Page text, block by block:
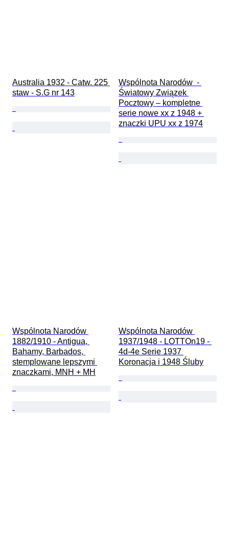
Australia 1932 - Catw. 225
staw - S.G nr 143
Wspólnota Narodów  -
Światowy Związek
Pocztowy – kompletne
serie nowe xx z 1948 +
znaczki UPU xx z 1974
Wspólnota Narodów
1882/1910 - Antigua,
Bahamy, Barbados,
stemplowane lepszymi
znaczkami, MNH + MH
Wspólnota Narodów
1937/1948 - LOTTOn19 -
4d-4e Serie 1937
Koronacja i 1948 Śluby